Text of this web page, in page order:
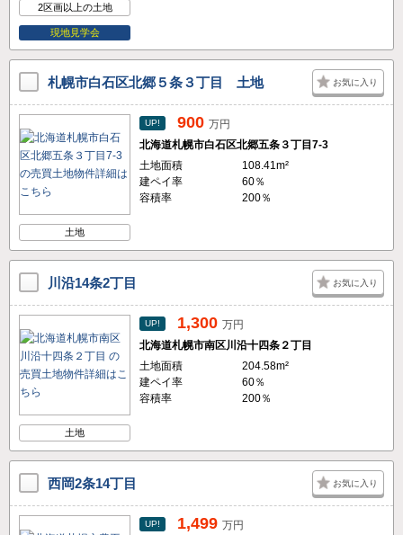
2区画以上の土地
現地見学会
札幌市白石区北郷５条３丁目 土地 お気に入り
土地
UP! 900 万円
北海道札幌市白石区北郷五条３丁目7-3
土地面積
108.41m²
建ペイ率
60％
容積率
200％
川沿14条2丁目 お気に入り
土地
UP! 1,300 万円
北海道札幌市南区川沿十四条２丁目
土地面積
204.58m²
建ペイ率
60％
容積率
200％
西岡2条14丁目 お気に入り
UP! 1,499 万円